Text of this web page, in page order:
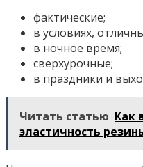
фактические;
в условиях,
в ночное время;
сверхурочные;
в праздники и
Читать статью Как
эластичность